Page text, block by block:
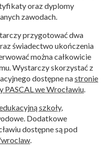
oraz dyplomy
zawodach.
przygotować dwa
świadectwo ukończenia
można całkowicie
Wystarczy skorzystać z
dostępne nastronie
PASCAL we Wrocławiu.
szkoły,
Dodatkowe
dostępne są pod
.